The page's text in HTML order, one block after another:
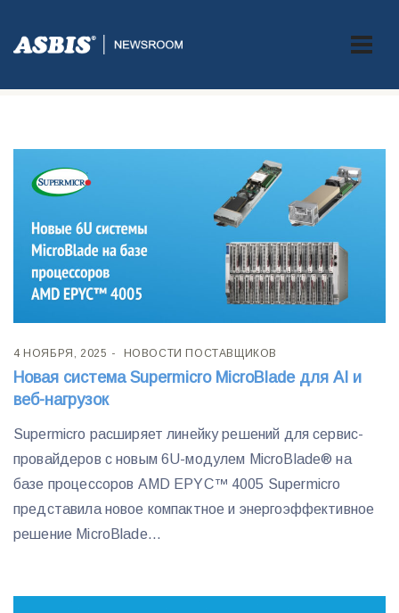
Рубрика: Новости поставщиков
4 НОЯБРЯ, 2025 НОВОСТИ ПОСТАВЩИКОВ
Новая система Supermicro MicroBlade для AI и
веб-нагрузок
Supermicro расширяет линейку решений для сервис-
провайдеров с новым 6U-модулем MicroBlade® на
базе процессоров AMD EPYC™ 4005 Supermicro
представила новое компактное и энергоэффективное
решение MicroBlade...